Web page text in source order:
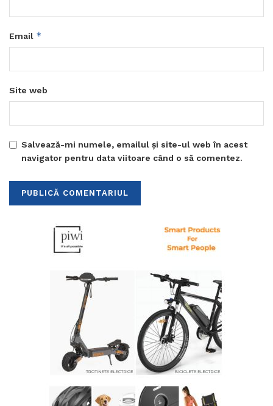
Email *
Site web
Salvează-mi numele, emailul și site-ul web în acest
navigator pentru data viitoare când o să comentez.